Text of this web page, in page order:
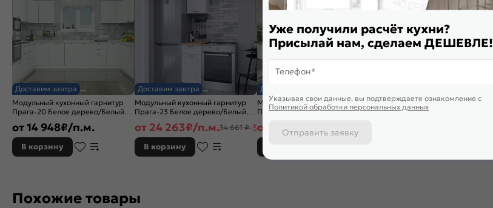
Доставим завтра
Модульный кухонный гарнитур
Прага-20 Белое дерево/Белый
2132x2700/3780x600
от14 948₽/п.м.
В корзину
Доставим завтра
Модульный кухонный гарнитур
Прага-23 Белое дерево/Белый
от 24 263₽/п.м.34 661 ₽-30%
В корзину
Доставим завтра
Модульный кухонный гарнитур
Прага-18 Белое дерево/Белый
от 10 455
Модульный кухонный гарнитур
Прага-19 Белое дерево/Белый
Похожие товары
Уже получили расчёт кухни?
Присылай нам, сделаем ДЕШЕВЛЕ!
Телефон*
Указывая свои данные, вы подтверждаете ознакомление c
Политикой обработки персональных данных
Отправить заявку